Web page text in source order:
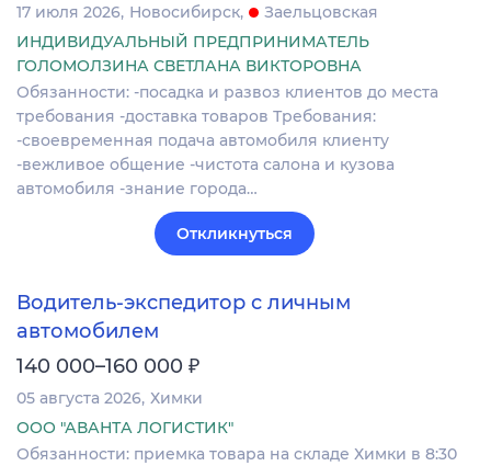
17 июля 2026 Новосибирск
Заельцовская
ИНДИВИДУАЛЬНЫЙ ПРЕДПРИНИМАТЕЛЬ
ГОЛОМОЛЗИНА СВЕТЛАНА ВИКТОРОВНА
Обязанности: -посадка и развоз клиентов до места
требования -доставка товаров Требования:
-своевременная подача автомобиля клиенту
-вежливое общение -чистота салона и кузова
автомобиля -знание города…
Откликнуться
Водитель-экспедитор с личным
автомобилем
140 000–160 000 ₽
05 августа 2026 Химки
ООО "АВАНТА ЛОГИСТИК"
Обязанности: приемка товара на складе Химки в 8:30